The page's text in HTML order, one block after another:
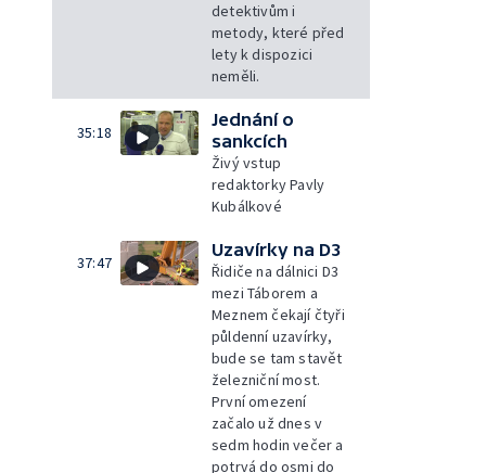
detektivům i
metody, které před
lety k dispozici
neměli.
35:18
Jednání o
sankcích
Živý vstup
redaktorky Pavly
Kubálkové
37:47
Uzavírky na D3
Řidiče na dálnici D3
mezi Táborem a
Meznem čekají čtyři
půldenní uzavírky,
bude se tam stavět
železniční most.
První omezení
začalo už dnes v
sedm hodin večer a
potrvá do osmi do